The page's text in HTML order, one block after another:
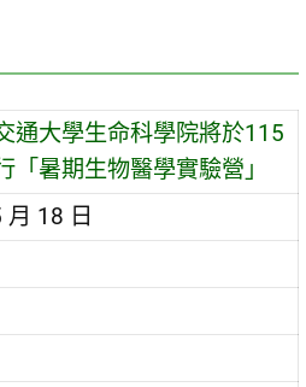
通大學生命科學院將於115
「暑期生物醫學實驗營」
18 日